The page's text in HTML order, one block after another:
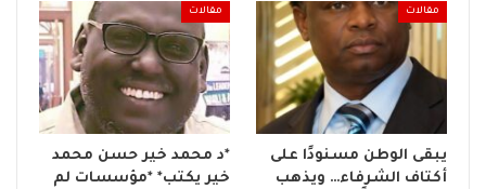
مقالات
يبقى الوطن مسنودًا على
أكتاف الشرفاء… ويذهب
مقالات
*د محمد خير حسن محمد
خير يكتب* *مؤسسات لم